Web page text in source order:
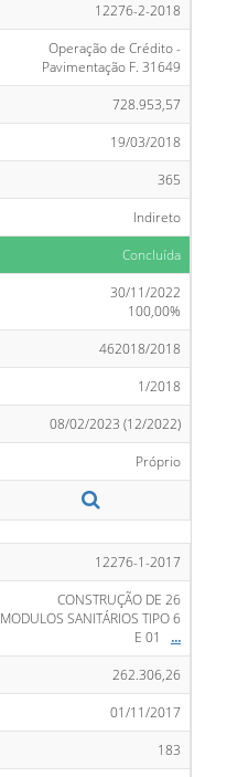
12276-2-2018
Operação de Crédito -
Pavimentação F. 31649
728.953,57
19/03/2018
365
Indireto
Concluída
30/11/2022
100,00%
462018/2018
1/2018
08/02/2023 (12/2022)
Próprio
12276-1-2017
CONSTRUÇÃO DE 26
MODULOS SANITÁRIOS TIPO 6
E 01
...
262.306,26
01/11/2017
183